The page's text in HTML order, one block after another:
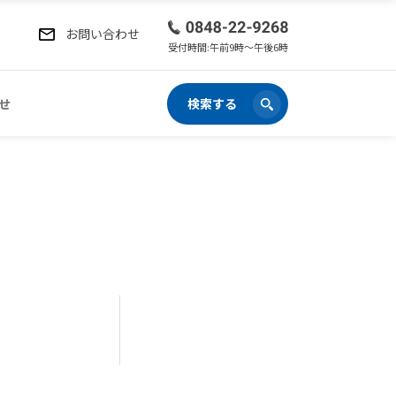
お問い合わせ
受付時間:午前9時〜午後6時
検索する